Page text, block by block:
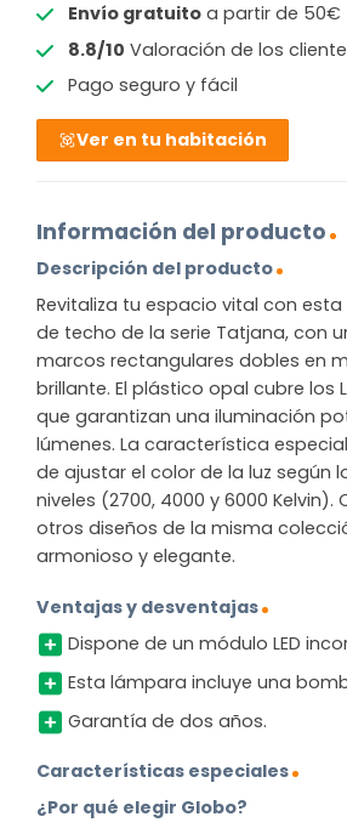
Envío gratuitoa partir de 50€
8.8/10 Valoración de los
Pago seguro y fácil
Ver en tu habitación
Información del producto
Descripción del producto
Revitaliza tu espacio vital con
de techo de la serie Tatjana, con
marcos rectangulares dobles en
brillante. El plástico opal cubre los
que garantizan una iluminación
lúmenes. La característica
de ajustar el color de la luz según
niveles (2700, 4000 y 6000
otros diseños de la misma
armonioso y elegante.
Ventajas y desventajas
Dispone de un módulo LED
Esta lámpara incluye una
Garantía de dos años.
Características especiales
¿Por qué elegir Globo?